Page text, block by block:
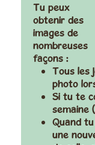
Tu peux
obtenir des
images de
nombreuses
façons :
Tous les
photo
Si tu te
semaine
Quand
une